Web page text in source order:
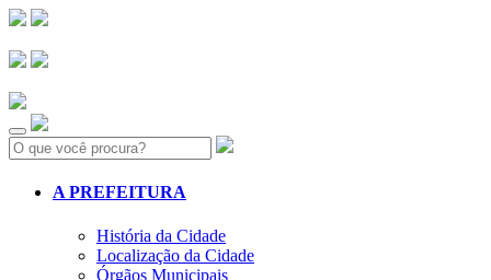
Search:
A PREFEITURA
História da Cidade
Localização da Cidade
Órgãos Municipais